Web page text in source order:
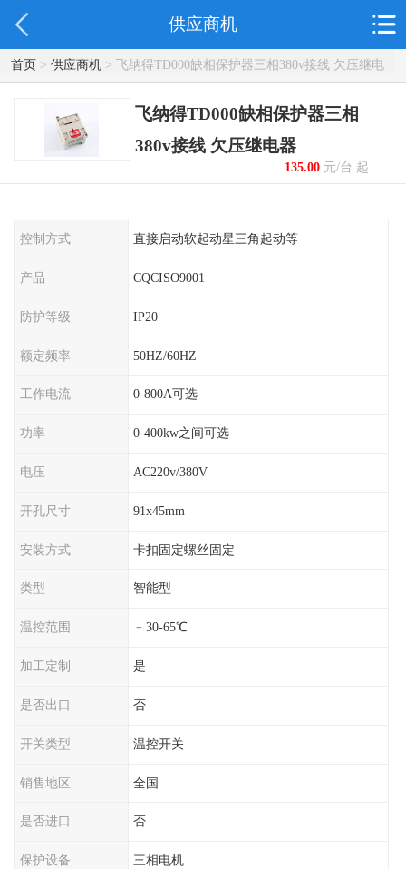
供应商机
首页> 供应商机> 飞纳得TD000缺相保护器三相380v接线 欠压继电
器
飞纳得TD000缺相保护器三相
380v接线 欠压继电器
135.00元/台 起
控制方式 直接启动软起动星三角起动等
产品 CQCISO9001
防护等级 IP20
额定频率 50HZ/60HZ
工作电流 0-800A可选
功率 0-400kw之间可选
电压 AC220v/380V
开孔尺寸 91x45mm
安装方式 卡扣固定螺丝固定
类型 智能型
温控范围 ﹣30-65℃
加工定制 是
是否出口 否
开关类型 温控开关
销售地区 全国
是否进口 否
保护设备 三相电机